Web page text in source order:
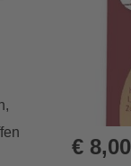
€ 8,00